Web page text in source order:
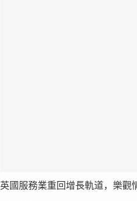
英國服務業重回增長軌道，樂觀